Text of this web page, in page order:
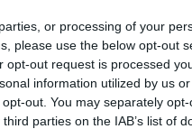
or processing of your
please use the below opt-out
opt-out request is processed
information utilized by us
out. You may separately
parties on the IAB’s list of